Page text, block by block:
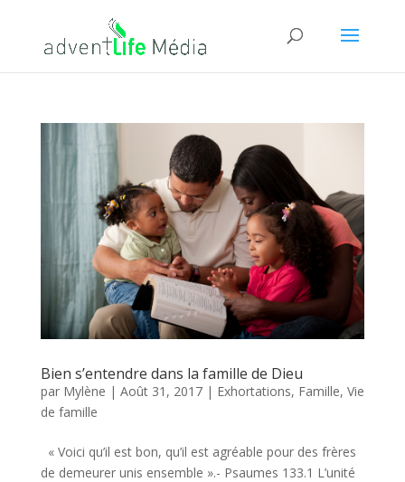
Bien s’entendre dans la famille de Dieu
par Mylène | Août 31, 2017| Exhortations, Famille, Vie
de famille
« Voici qu’il est bon, qu’il est agréable pour des frères
de demeurer unis ensemble ».- Psaumes 133.1 L’unité